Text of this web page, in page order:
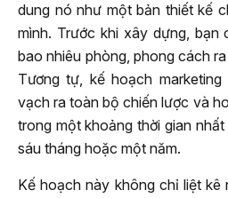
dung nó như một bản thiết kế
mình. Trước khi xây dựng, bạn
bao nhiêu phòng, phong cách
Tương tự, kế hoạch
vạch ra toàn bộ chiến lược và
trong một khoảng thời gian
sáu tháng hoặc một năm.
Kế hoạch này không chỉ liệt kê